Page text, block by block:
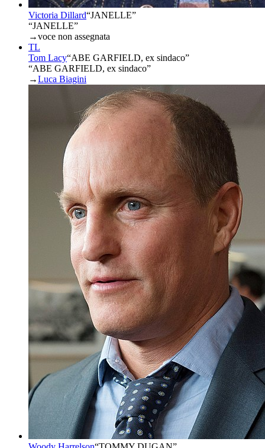
Victoria Dillard“JANELLE”
“JANELLE”
→voce non assegnata
TL
Tom Lacy“ABE GARFIELD, ex sindaco”
“ABE GARFIELD, ex sindaco”
→Luca Biagini